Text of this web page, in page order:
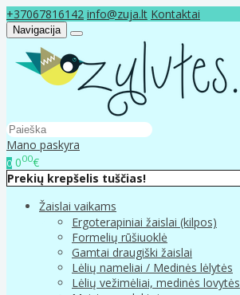
+37067816142 info@zuja.lt Kontaktai
Navigacija
Mano paskyra
0 000€
Prekių krepšelis tuščias!
Žaislai vaikams
Ergoterapiniai žaislai (kilpos)
Formelių rūšiuoklė
Gamtai draugiški žaislai
Lėlių nameliai / Medinės lėlytės
Lėlių vežimėliai, medinės lovytės